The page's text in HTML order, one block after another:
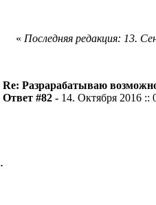
« Последняя редакция: 13.
Re: Разрарабатываю
Ответ #82 - 14. Октября 2016 ::
.